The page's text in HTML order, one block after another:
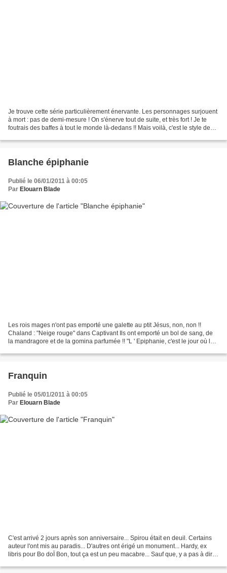
Je trouve cette série particulièrement énervante. Les personnages surjouent
à mort : pas de demi-mesure ! On s'énerve tout de suite, et très fort ! Je te
foutrais des baffes à tout le monde là-dedans !! Mais voilà, c'est le style de
Blanche épiphanie
Publié le 06/01/2011 à 00:05
Par Elouarn Blade
Les rois mages n'ont pas emporté une galette au ptit Jésus, non, non !!
Chaland : "Neige rouge" dans Captivant Ils ont emporté un bol de sang, de
la mandragore et de la gomina parfumée !! "L ' Epiphanie, c'est le jour où les
Franquin
Publié le 05/01/2011 à 00:05
Par Elouarn Blade
C'est arrivé 2 jours après son anniversaire... Spirou était en deuil. Certains
auteur l'ont mis au paradis... D'autres ont érigé un monument... Hardy, ex
libris pour Bo doÏ Bon, tout ça est un peu macabre... Sauf que, y a pas à dire,